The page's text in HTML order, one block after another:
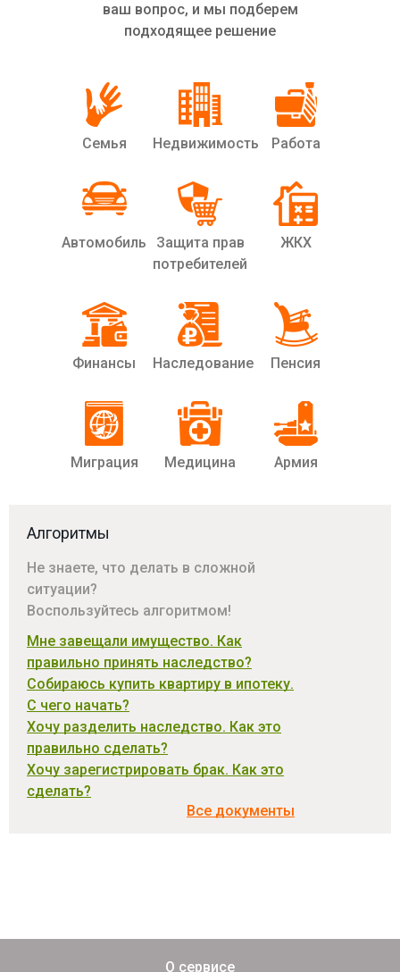
ваш вопрос, и мы подберем
подходящее решение
Семья Недвижимость Работа
Автомобиль
Защита прав
потребителей
ЖКХ
Финансы Наследование Пенсия
Миграция Медицина Армия
Алгоритмы
Не знаете, что делать в сложной
ситуации?
Воспользуйтесь алгоритмом!
Мне завещали имущество. Как
правильно принять наследство?
Собираюсь купить квартиру в ипотеку.
С чего начать?
Хочу разделить наследство. Как это
правильно сделать?
Хочу зарегистрировать брак. Как это
сделать?
Все документы
О сервисе